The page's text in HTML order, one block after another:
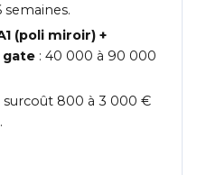
semaines.
(poli miroir) +
gate : 40 000 à 90 000
surcoût 800 à 3 000 €